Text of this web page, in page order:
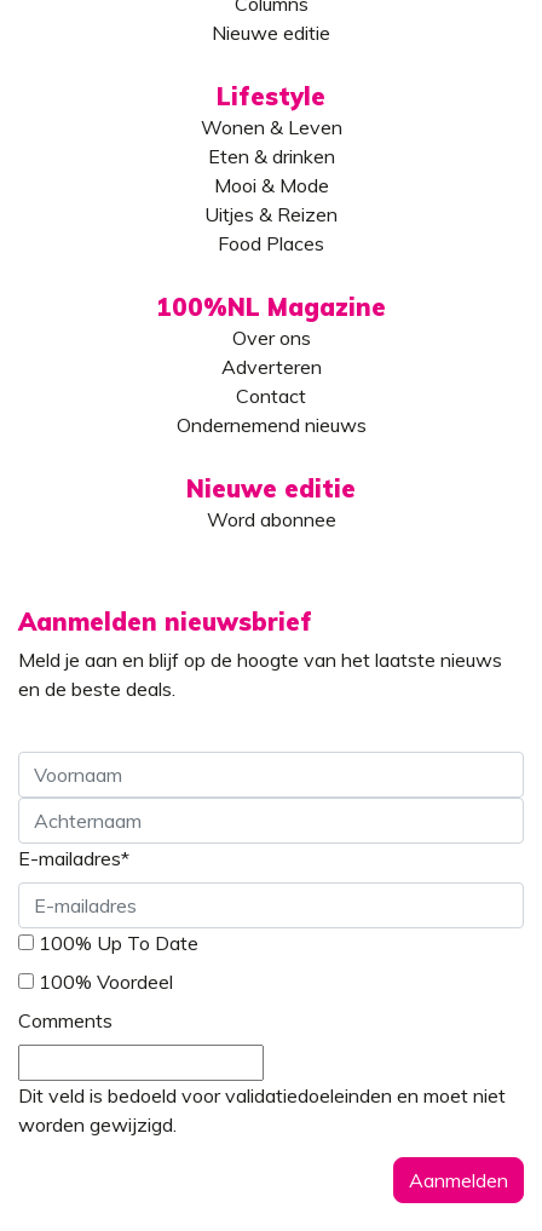
Nieuwe editie
Lifestyle
Wonen & Leven
Eten & drinken
Mooi & Mode
Uitjes & Reizen
Food Places
100%NL Magazine
Over ons
Adverteren
Contact
Ondernemend nieuws
Nieuwe editie
Word abonnee
Aanmelden nieuwsbrief
Meld je aan en blijf op de hoogte van het laatste nieuws
en de beste deals.
Voornaam
Achternaam
E-mailadres*
* 100% Up To Date
100% Voordeel
Comments
Dit veld is bedoeld voor validatiedoeleinden en moet niet
worden gewijzigd.